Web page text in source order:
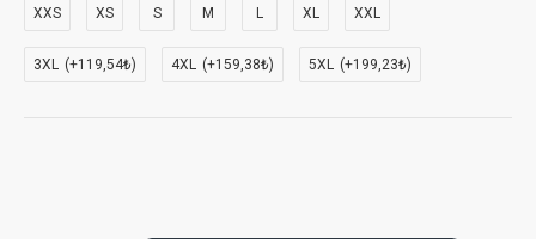
XXS XS S M L XL XXL
3XL (+119,54₺) 4XL (+159,38₺) 5XL (+199,23₺)